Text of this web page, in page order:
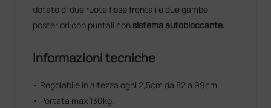
dotato di due ruote fisse frontali e due gambe
posteriori con puntali con sistema autobloccante.
Informazioni tecniche
• Regolabile in altezza ogni 2,5cm da 82 a 99cm.
• Portata max 130kg.